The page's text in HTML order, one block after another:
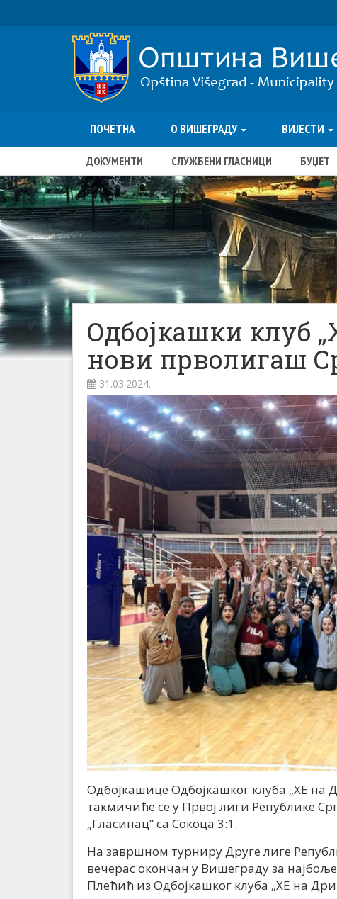
ПОЧЕТНА О ВИШЕГРАДУ ВИЈЕСТИ
ДОКУМЕНТИ СЛУЖБЕНИ ГЛАСНИЦИ БУЏЕТ
Одбојкашки клуб
нови прволигаш
31.03.2024.
Одбојкашице Одбојкашког клуба „ХЕ на
такмичиће се у Првој лиги Републике
„Гласинац“ са Сокоца 3:1.
На завршном турниру Друге лиге
вечерас окончан у Вишеграду за
Плећић из Одбојкашког клуба „ХЕ на